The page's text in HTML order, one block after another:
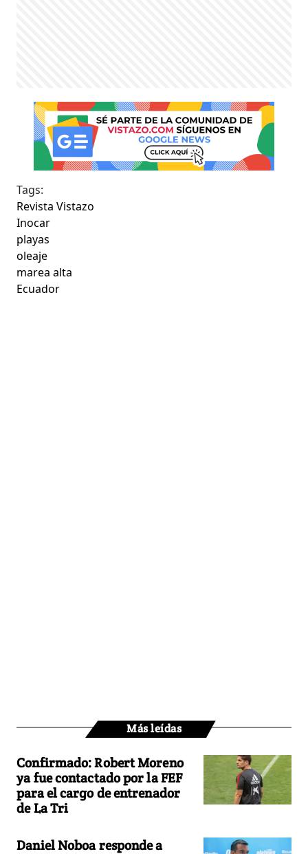
Tags:
Revista Vistazo
Inocar
playas
oleaje
marea alta
Ecuador
Más leídas
Confirmado: Robert Moreno
ya fue contactado por la FEF
para el cargo de entrenador
de La Tri
Daniel Noboa responde a